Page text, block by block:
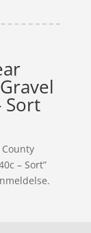
Sort
– Sort”